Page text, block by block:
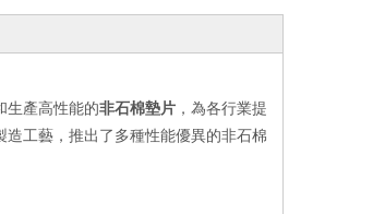
生產高性能的非石棉墊片 ，為各行業提
工藝，推出了多種性能優異的非石棉